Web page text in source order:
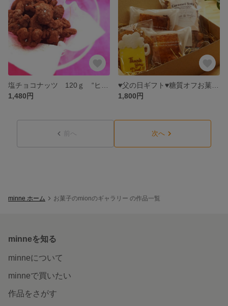
1,480円
1,800円
前へ 次へ
minne ホーム お菓子のmionのギャラリー の作品一覧
minneを知る
minneについて
minneで買いたい
作品をさがす